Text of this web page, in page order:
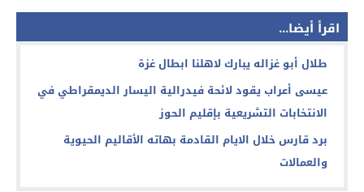
اقرأ أيضا...
طلال أبو غزاله يبارك لاهلنا ابطال غزة
عيسى أعراب يقود لائحة فيدرالية اليسار الديمقراطي في
الانتخابات التشريعية بإقليم الحوز
برد قارس خلال الايام القادمة بهاته الأقاليم الحيوية
والعمالات